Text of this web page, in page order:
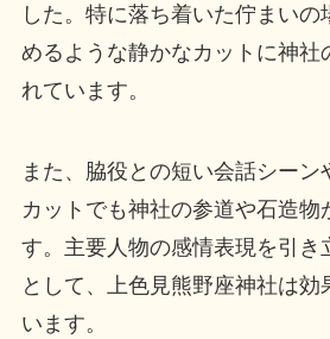
した。特に落ち着いた佇まいの
めるような静かなカットに神社
れています。
また、脇役との短い会話シーン
カットでも神社の参道や石造物
す。主要人物の感情表現を引き
として、上色見熊野座神社は効
います。